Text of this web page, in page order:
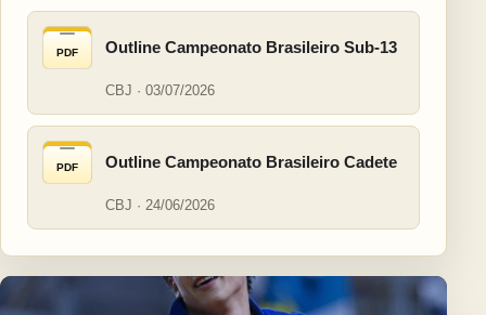
PDF Outline Campeonato Brasileiro Sub-13
CBJ · 03/07/2026
PDF Outline Campeonato Brasileiro Cadete
CBJ · 24/06/2026